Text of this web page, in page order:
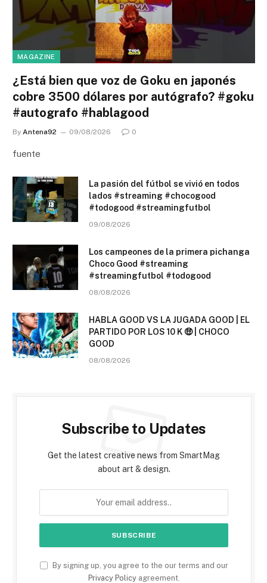
MAGAZINE
¿Está bien que voz de Goku en japonés
cobre 3500 dólares por autógrafo? #goku
#autografo #hablagood
By Antena92 09/08/2026 0
fuente
La pasión del fútbol se vivió en todos
lados #streaming #chocogood
#todogood #streamingfutbol
09/08/2026
Los campeones de la primera pichanga
Choco Good #streaming
#streamingfutbol #todogood
08/08/2026
HABLA GOOD VS LA JUGADA GOOD | EL
PARTIDO POR LOS 10 K 🤑 | CHOCO
GOOD
08/08/2026
Subscribe to Updates
Get the latest creative news from SmartMag
about art & design.
By signing up, you agree to the our terms and our
Privacy Policyagreement.